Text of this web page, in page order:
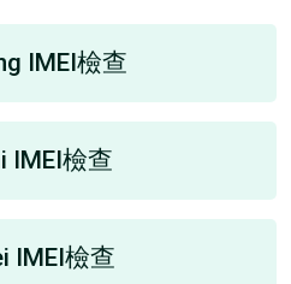
IMEI檢查
IMEI檢查
IMEI檢查